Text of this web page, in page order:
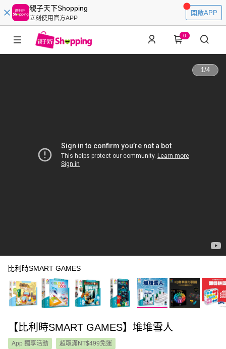
親子天下Shopping
立刻使用官方APP
開啟APP
0
1/4
比利時SMART GAMES
【比利時SMART GAMES】堆堆雪人
App 獨享活動 超取滿NT$499免運